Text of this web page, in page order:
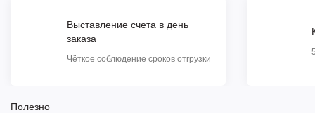
Выставление счета в день
заказа
Чёткое соблюдение сроков отгрузки
Полезно